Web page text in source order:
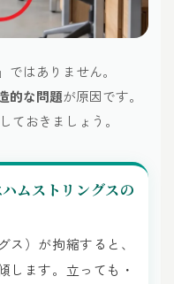
はありません。
的な問題が原因です。
ておきましょう。
ムストリングスの
）が拘縮すると、
します。立っても・